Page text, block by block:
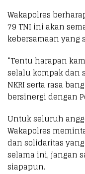
Wakapolres
79 TNI ini akan
kebersamaan
“Tentu harapan
selalu kompak dan
NKRI serta rasa
bersinergi dengan
Untuk seluruh
Wakapolres
dan solidaritas
selama ini, jangan
siapapun.